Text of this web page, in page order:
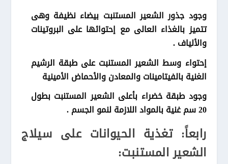
وجود جذور الشعير المستنبت بيضاء نظيفة وهى
تتميز بالغذاء العالى مع إحتوائها على البروتينات
والألياف .
إحتواء وسط الشعير المستنبت على طبقة الرشيم
الغنية بالفيتامينات والمعادن والأحماض الأمينية
وجود طبقة خضراء بأعلى الشعير المستنبت بطول
20 سم غنية بالمواد اللازمة لنمو الجسم .
رابعاً: تغذية الحيوانات على سيلاج
الشعير المستنبت: